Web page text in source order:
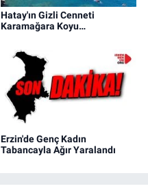
Hatay'ın Gizli Cenneti
Karamağara Koyu…
Erzin'de Genç Kadın
Tabancayla Ağır Yaralandı